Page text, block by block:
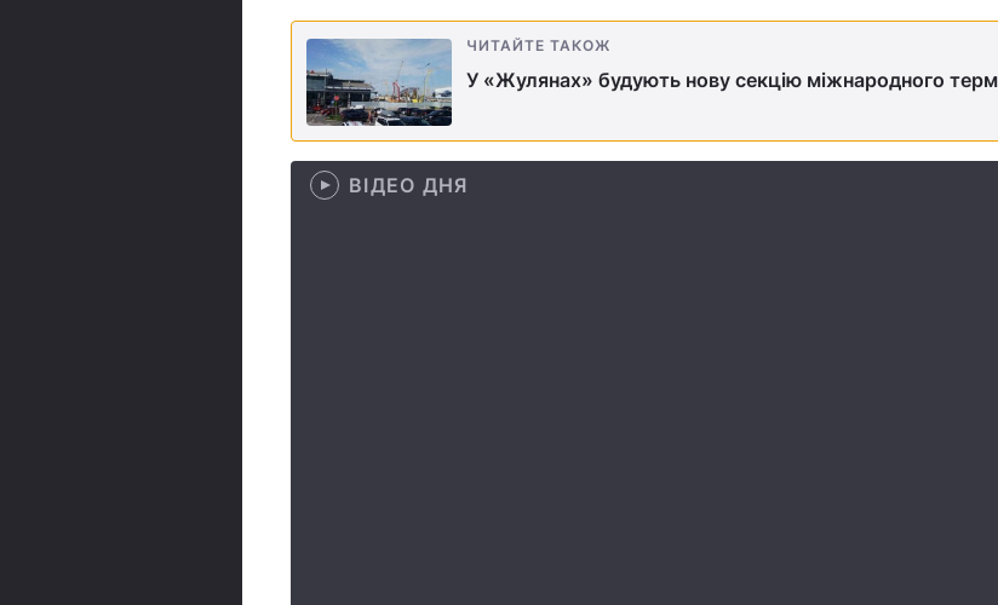
ЧИТАЙТЕ ТАКОЖ
У «Жулянах» будують нову секцію міжнародного
ВІДЕО ДНЯ